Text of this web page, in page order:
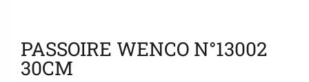
PASSOIRE WENCO N°13002
30CM